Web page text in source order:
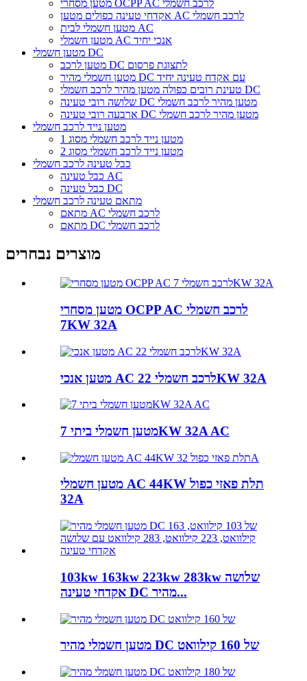
מטען מסחרי OCPP AC לרכב חשמלי
אקדחי טעינה כפולים מטען AC לרכב חשמלי
מטען חשמלי לבית AC
מטען חשמלי AC אנכי יחיד
מטען חשמלי DC
מטען לרכב DC לתצוגת פרסום
מטען חשמלי מהיר DC עם אקדח טעינה יחיד
טעינת רובים כפולה מטען מהיר לרכב חשמלי DC
שלושה רובי טעינה DC מטען מהיר לרכב חשמלי
ארבעה רובי טעינה DC מטען מהיר לרכב חשמלי
מטען נייד לרכב חשמלי
מטען נייד לרכב חשמלי מסוג 1
מטען נייד לרכב חשמלי מסוג 2
כבל טעינה לרכב חשמלי
כבל טעינה AC
כבל טעינה DC
מתאם טעינה לרכב חשמלי
מתאם AC לרכב חשמלי
מתאם DC לרכב חשמלי
מוצרים נבחרים
מטען מסחרי OCPP AC לרכב חשמלי
7KW 32A
מטען אנכי AC לרכב חשמלי 22KW 32A
מטען חשמלי ביתי 7KW 32A AC
מטען חשמלי AC 44KW תלת פאזי כפול
32A
103kw 163kw 223kw 283kw שלושה
אקדחי טעינה DC מהיר...
מטען חשמלי מהיר DC של 160 קילוואט